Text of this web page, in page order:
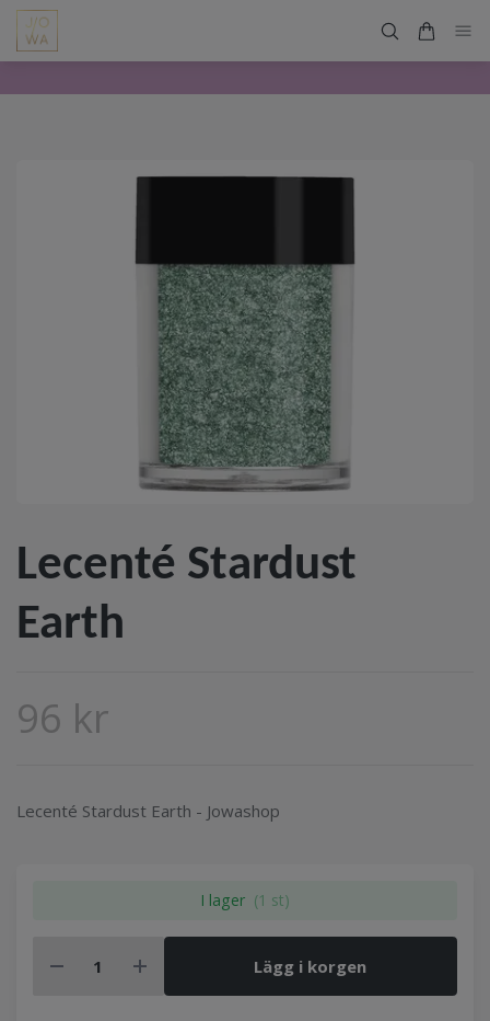
Lecenté Stardust
Earth
96 kr
Lecenté Stardust Earth - Jowashop
I lager (1 st)
Lägg i korgen